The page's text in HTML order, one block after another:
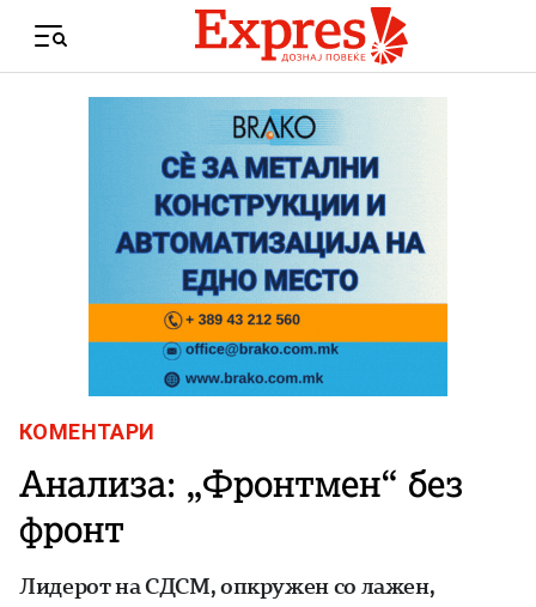
Menu
КОМЕНТАРИ
Анализа: „Фронтмен“ без
фронт
Лидерот на СДСМ, опкружен со лажен,